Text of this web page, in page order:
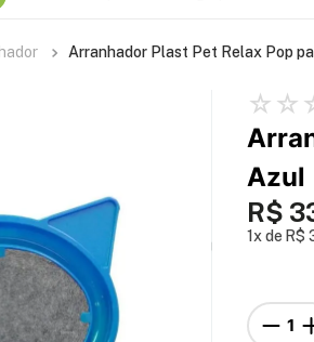
Arranhador Plast Pet Relax Pop
☆ ☆
Azul
R$
1 R$